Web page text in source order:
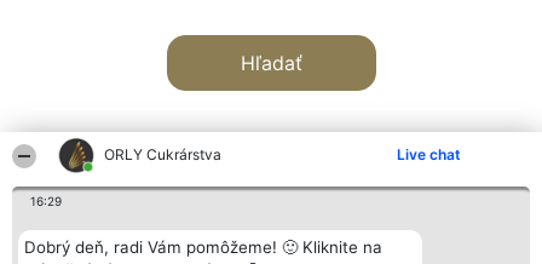
ORLY Cukrárstva Live chat
16:29
Dobrý deň, radi Vám pomôžeme! 🙂 Kliknite na
Hľadať
Organizátor hodnotenia
Bright Side Solutions sp. z o.
Hodnotenie
Laureáti
Kontakt
Kontakt